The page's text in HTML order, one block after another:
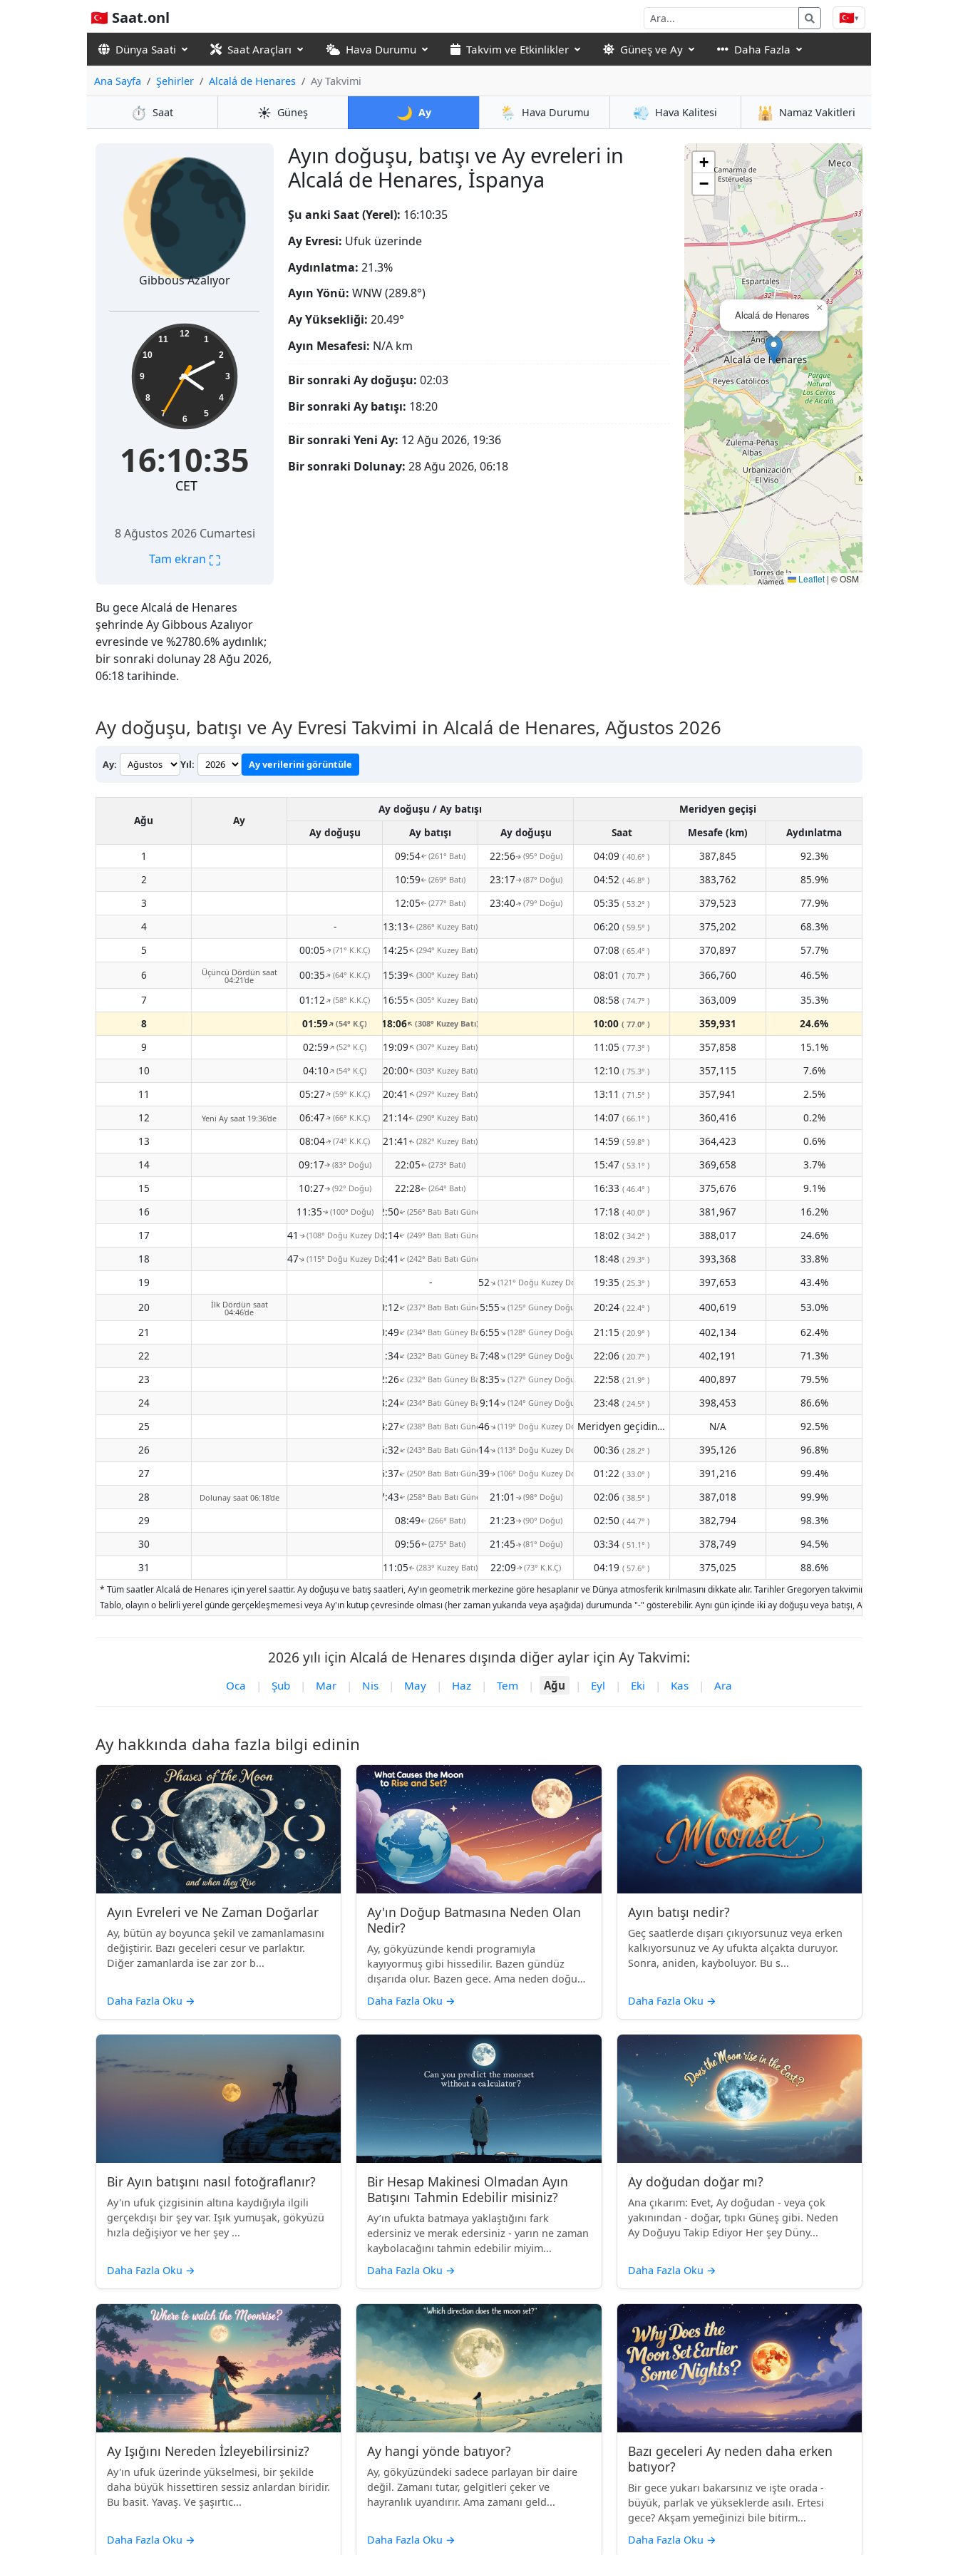
🇹🇷 Saat.onl 🇹🇷▾
Dünya Saati Saat Araçları Hava Durumu Takvim ve Etkinlikler Güneş ve Ay Daha Fazla
Ana Sayfa Şehirler Alcalá de Henares Ay Takvimi
⏱️ Saat ☀️ Güneş 🌙 Ay 🌦️ Hava Durumu 💨 Hava Kalitesi 🕌 Namaz Vakitleri
Ayın doğuşu, batışı ve Ay evreleri in
Alcalá de Henares, İspanya
Bu gece Alcalá de Henares
şehrinde Ay Gibbous Azalıyor
evresinde ve %2780.6% aydınlık;
bir sonraki dolunay 28 Ağu 2026,
06:18 tarihinde.
🌘
Gibbous Azalıyor
16:10:36 12
1
2
3
4
5
6
7
8
9
10
11
16:10:36
CET
8 Ağustos 2026 Cumartesi
Tam ekran ⛶
Şu anki Saat (Yerel): 16:10:36
Ay Evresi: Ufuk üzerinde
Aydınlatma: 21.3%
Ayın Yönü: WNW (289.8°)
Ay Yüksekliği: 20.49°
Ayın Mesafesi: N/A km
Bir sonraki Ay doğuşu: 02:03
Bir sonraki Ay batışı: 18:20
Bir sonraki Yeni Ay: 12 Ağu 2026, 19:36
Bir sonraki Dolunay: 28 Ağu 2026, 06:18
Alcalá de Henares
×
+
−
Leaflet | © OSM
Ay doğuşu, batışı ve Ay Evresi Takvimi in Alcalá de Henares, Ağustos 2026
Ay: Yıl: Ay verilerini görüntüle
Ağu Ay
Ay doğuşu / Ay batışı
Meridyen geçişi
Ay doğuşu
Ay batışı Ay doğuşu Saat Mesafe (km)
Aydınlatma
1
09:54↑(261° Batı) 22:56↑ (95° Doğu) 04:09 ( 40.6° ) 387,845
92.3%
2
10:59↑(269° Batı) 23:17↑ (87° Doğu) 04:52 ( 46.8° ) 383,762
85.9%
3
12:05↑(277° Batı) 23:40↑(79° Doğu) 05:35 ( 53.2° ) 379,523
77.9%
4
- 13:13↑(286° Kuzey Batı) 06:20 ( 59.5° ) 375,202
68.3%
5
00:05↑(71° K.K.Ç) 14:25↑(294° Kuzey Batı) 07:08 ( 65.4° ) 370,897
57.7%
6
Üçüncü Dördün saat
04:21'de 00:35↑(64° K.K.Ç) 15:39↑(300° Kuzey Batı) 08:01 ( 70.7° ) 366,760
46.5%
7
01:12↑(58° K.K.Ç) 16:55↑(305° Kuzey Batı) 08:58 ( 74.7° ) 363,009
35.3%
8
01:59↑(54° K.Ç) 18:06↑(308° Kuzey Batı) 10:00 ( 77.0° ) 359,931
24.6%
9
02:59↑(52° K.Ç) 19:09↑(307° Kuzey Batı) 11:05 ( 77.3° ) 357,858
15.1%
10
04:10↑(54° K.Ç) 20:00↑(303° Kuzey Batı) 12:10 ( 75.3° ) 357,115
7.6%
11
05:27↑(59° K.K.Ç) 20:41 ↑(297° Kuzey Batı) 13:11 ( 71.5° ) 357,941
2.5%
12
Yeni Ay saat 19:36'de 06:47↑(66° K.K.Ç) 21:14↑(290° Kuzey Batı) 14:07 ( 66.1° ) 360,416
0.2%
13
08:04↑(74° K.K.Ç) 21:41 ↑(282° Kuzey Batı) 14:59 ( 59.8° ) 364,423
0.6%
14
09:17↑ (83° Doğu) 22:05↑(273° Batı) 15:47 ( 53.1° ) 369,658
3.7%
15
10:27↑ (92° Doğu) 22:28↑(264° Batı) 16:33 ( 46.4° ) 375,676
9.1%
16
11:35↑(100° Doğu) 22:50↑(256° Batı Batı Güney) 17:18 ( 40.0° ) 381,967
16.2%
17
12:41 ↑(108° Doğu Kuzey Doğu)
23:14↑(249° Batı Batı Güney) 18:02 ( 34.2° ) 388,017
24.6%
18
13:47↑(115° Doğu Kuzey Doğu)
23:41 ↑(242° Batı Batı Güney) 18:48 ( 29.3° ) 393,368
33.8%
19
- 14:52↑(121° Doğu Kuzey Doğu) 19:35 ( 25.3° ) 397,653
43.4%
20
İlk Dördün saat
04:46'de 00:12↑(237° Batı Batı Güney)15:55↑(125° Güney Doğu) 20:24 ( 22.4° ) 400,619
53.0%
21
00:49↑(234° Batı Güney Batı)16:55↑(128° Güney Doğu) 21:15 ( 20.9° ) 402,134
62.4%
22
01:34↑(232° Batı Güney Batı)17:48↑(129° Güney Doğu) 22:06 ( 20.7° ) 402,191
71.3%
23
02:26↑(232° Batı Güney Batı)18:35↑(127° Güney Doğu) 22:58 ( 21.9° ) 400,897
79.5%
24
03:24↑(234° Batı Güney Batı)19:14↑(124° Güney Doğu) 23:48 ( 24.5° ) 398,453
86.6%
25
04:27↑(238° Batı Batı Güney)
19:46↑(119° Doğu Kuzey Doğu) Meridyen geçidinden geçmiyor ( N/A )
N/A
92.5%
26
05:32↑(243° Batı Batı Güney)
20:14↑(113° Doğu Kuzey Doğu) 00:36 ( 28.2° ) 395,126
96.8%
27
06:37↑(250° Batı Batı Güney)
20:39↑(106° Doğu Kuzey Doğu) 01:22 ( 33.0° ) 391,216
99.4%
28
Dolunay saat 06:18'de 07:43↑(258° Batı Batı Güney) 21:01 ↑(98° Doğu) 02:06 ( 38.5° ) 387,018
99.9%
29
08:49↑(266° Batı) 21:23↑ (90° Doğu) 02:50 ( 44.7° ) 382,794
98.3%
30
09:56↑(275° Batı) 21:45↑(81° Doğu) 03:34 ( 51.1° ) 378,749
94.5%
31
11:05↑(283° Kuzey Batı) 22:09↑(73° K.K.Ç) 04:19 ( 57.6° ) 375,025 88.6%
* Tüm saatler Alcalá de Henares için yerel saattir. Ay doğuşu ve batış saatleri, Ay'ın geometrik merkezine göre hesaplanır ve Dünya atmosferik kırılmasını dikkate alır. Tarihler Gregoryen takvimine göre
Tablo, olayın o belirli yerel günde gerçekleşmemesi veya Ay'ın kutup çevresinde olması (her zaman yukarıda veya aşağıda) durumunda "-" gösterebilir. Aynı gün içinde iki ay doğuşu veya batışı, Ay'ın yörünge hareketi
2026 yılı için Alcalá de Henares dışında diğer aylar için Ay Takvimi:
Oca | Şub | Mar | Nis | May | Haz | Tem | Ağu | Eyl | Eki | Kas | Ara
Ay hakkında daha fazla bilgi edinin
Ayın Evreleri ve Ne Zaman Doğarlar
Ay, bütün ay boyunca şekil ve zamanlamasını
değiştirir. Bazı geceleri cesur ve parlaktır.
Diğer zamanlarda ise zar zor b...
Daha Fazla Oku →
Ay'ın Doğup Batmasına Neden Olan
Nedir?
Ay, gökyüzünde kendi programıyla
kayıyormuş gibi hissedilir. Bazen gündüz
dışarıda olur. Bazen gece. Ama neden doğup
bat...
Daha Fazla Oku →
Ayın batışı nedir?
Geç saatlerde dışarı çıkıyorsunuz veya erken
kalkıyorsunuz ve Ay ufukta alçakta duruyor.
Sonra, aniden, kayboluyor. Bu s...
Daha Fazla Oku →
Bir Ayın batışını nasıl fotoğraflanır?
Ay'ın ufuk çizgisinin altına kaydığıyla ilgili
gerçekdışı bir şey var. Işık yumuşak, gökyüzü
hızla değişiyor ve her şey ...
Daha Fazla Oku →
Bir Hesap Makinesi Olmadan Ayın
Batışını Tahmin Edebilir misiniz?
Ay’ın ufukta batmaya yaklaştığını fark
edersiniz ve merak edersiniz - yarın ne zaman
kaybolacağını tahmin edebilir miyim...
Daha Fazla Oku →
Ay doğudan doğar mı?
Ana çıkarım: Evet, Ay doğudan - veya çok
yakınından - doğar, tıpkı Güneş gibi. Neden
Ay Doğuyu Takip Ediyor Her şey Düny...
Daha Fazla Oku →
Ay Işığını Nereden İzleyebilirsiniz?
Ay'ın ufuk üzerinde yükselmesi, bir şekilde
daha büyük hissettiren sessiz anlardan biridir.
Bu basit. Yavaş. Ve şaşırtıc...
Daha Fazla Oku →
Ay hangi yönde batıyor?
Ay, gökyüzündeki sadece parlayan bir daire
değil. Zamanı tutar, gelgitleri çeker ve
hayranlık uyandırır. Ama zamanı geld...
Daha Fazla Oku →
Bazı geceleri Ay neden daha erken
batıyor?
Bir gece yukarı bakarsınız ve işte orada -
büyük, parlak ve yükseklerde asılı. Ertesi
gece? Akşam yemeğinizi bile bitirm...
Daha Fazla Oku →